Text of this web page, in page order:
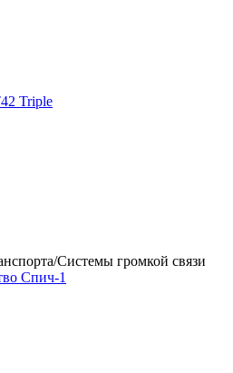
Triple
Системы громкой связи
Спич-1